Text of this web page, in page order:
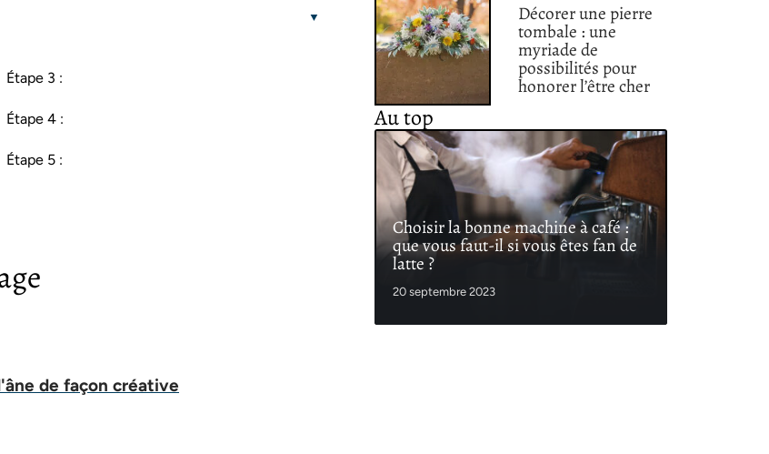
Étape 3 :
Étape 4 :
Étape 5 :
de façon créative
Décorer une pierre
tombale : une
myriade de
possibilités pour
honorer l’être cher
Au top
Choisir la bonne machine à café :
que vous faut-il si vous êtes fan de
latte ?
20 septembre 2023